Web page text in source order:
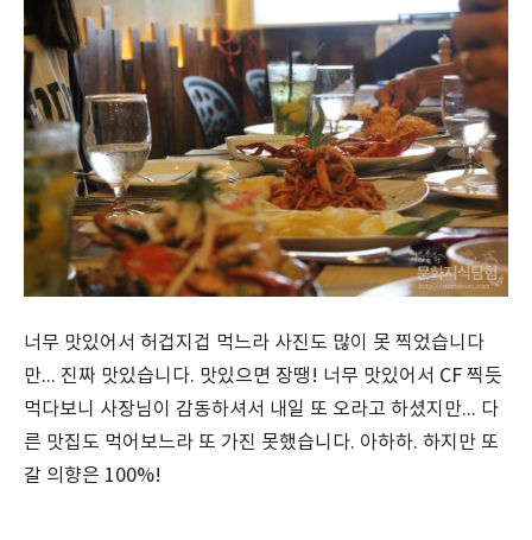
너무 맛있어서 허겁지겁 먹느라 사진도 많이 못 찍었습니다
만... 진짜 맛있습니다. 맛있으면 장땡! 너무 맛있어서 CF 찍듯
먹다보니 사장님이 감동하셔서 내일 또 오라고 하셨지만... 다
른 맛집도 먹어보느라 또 가진 못했습니다. 아하하. 하지만 또
갈 의향은 100%!